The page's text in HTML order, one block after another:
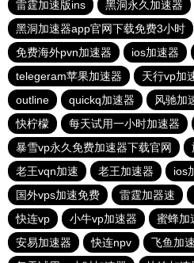
雷霆加速版ins
黑洞永久加速器
黑洞加速器app官网下载免费3小时
免费海外pvn加速器
ios加速器
telegeram苹果加速器
天行vp加
outline
quickq加速器 风驰加
快柠檬
每天试用一小时加速器
暴雪vp永久免费加速器下载官网
老王vqn加速
老王加速器 ios
国外vps加速免费
雷霆加器速
快连vp
小牛vp加速器 蜜蜂加
安易加速器
快连npv
飞鱼加